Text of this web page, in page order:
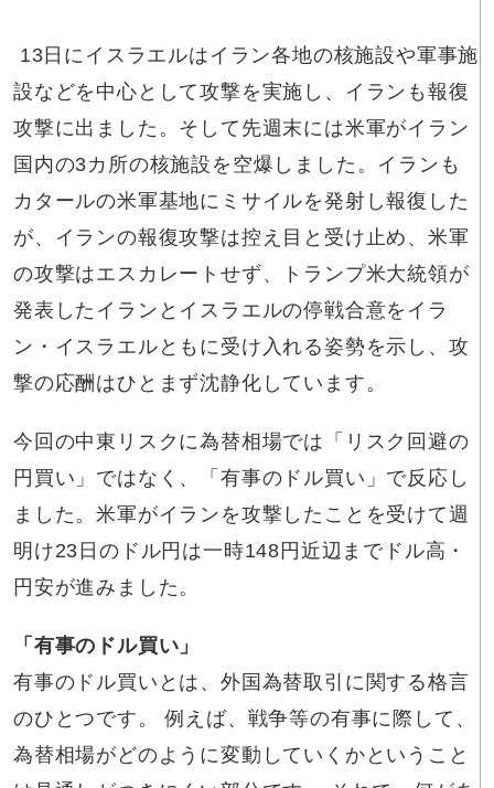
13日にイスラエルはイラン各地の核施設や軍事施
設などを中心として攻撃を実施し、イランも報復
攻撃に出ました。そして先週末には米軍がイラン
国内の3カ所の核施設を空爆しました。イランも
カタールの米軍基地にミサイルを発射し報復した
が、イランの報復攻撃は控え目と受け止め、米軍
の攻撃はエスカレートせず、トランプ米大統領が
発表したイランとイスラエルの停戦合意をイラ
ン・イスラエルともに受け入れる姿勢を示し、攻
撃の応酬はひとまず沈静化しています。
今回の中東リスクに為替相場では「リスク回避の
円買い」ではなく、「有事のドル買い」で反応し
ました。米軍がイランを攻撃したことを受けて週
明け23日のドル円は一時148円近辺までドル高・
円安が進みました。
「有事のドル買い」
有事のドル買いとは、外国為替取引に関する格言
のひとつです。 例えば、戦争等の有事に際して、
為替相場がどのように変動していくかということ